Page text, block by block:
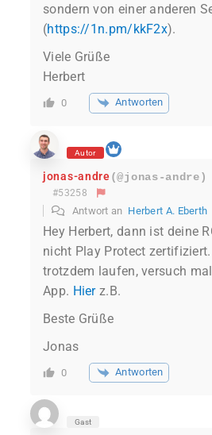
sondern von einer anderen
(https://1n.pm/kkF2x).
Viele Grüße
Herbert
0 Antworten
Autor
jonas-andre(@jonas-andre)
#53258
Antwort an Herbert A. Eberth
Hey Herbert, dann ist deine
nicht Play Protect
trotzdem laufen, versuch
App. Hier z.B.
Beste Grüße
Jonas
0 Antworten
Gast